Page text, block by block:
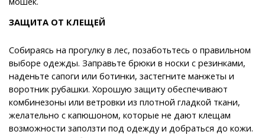
ЗАЩИТА ОТ КЛЕЩЕЙ
Собираясь на прогулку в лес, позаботьтесь о правильном
выборе одежды. Заправьте брюки в носки с резинками,
наденьте сапоги или ботинки, застегните манжеты и
воротник рубашки. Хорошую защиту обеспечивают
комбинезоны или ветровки из плотной гладкой ткани,
желательно с капюшоном, которые не дают клещам
возможности заползти под одежду и добраться до кожи.